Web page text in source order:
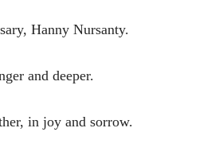
Hanny Nursanty.
and deeper.
in joy and sorrow.